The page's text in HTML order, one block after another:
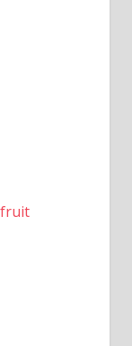
fruit